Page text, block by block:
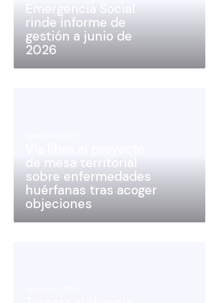
Emergencia Social
rinde informe de
gestión a junio de
2026
de mesa territorial
sobre enfermedades
huérfanas tras acoger
objeciones